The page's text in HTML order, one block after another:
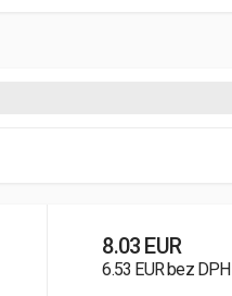
8.03 EUR
6.53 EUR bez DPH